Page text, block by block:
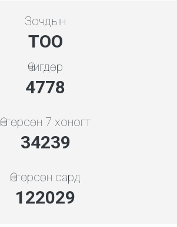
Зочдын
ТОО
Өчигдөр
5119
Өнгөрсөн 7 хоногт
36685
Өнгөрсөн сард
136110